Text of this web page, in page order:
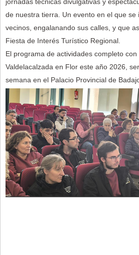
de nuestra tierra. Un evento en el que se
vecinos, engalanando sus calles, y que
Fiesta de Interés Turístico Regional.
El programa de actividades completo
Valdelacalzada en Flor este año 2026,
semana en el Palacio Provincial de